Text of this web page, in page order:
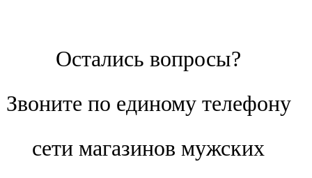
Остались вопросы?
Звоните по единому телефону
сети магазинов мужских